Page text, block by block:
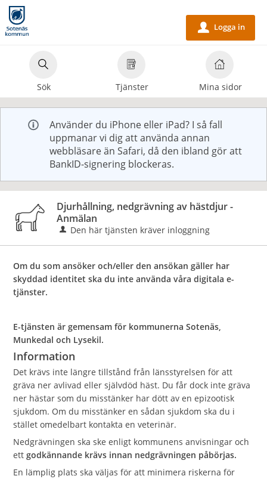
Välkommen
till
e-
tjänster
Sotenäs
kommun
Sök Tjänster Mina sidor
u Logga in
Använder du iPhone eller iPad? I så fall
uppmanar vi dig att använda annan
webbläsare än Safari, då den ibland gör att
BankID-signering blockeras.
Djurhållning, nedgrävning av hästdjur -
Anmälan
Den här tjänsten kräver inloggning
Om du som ansöker och/eller den ansökan gäller har
skyddad identitet ska du inte använda våra digitala e-
tjänster.
E-tjänsten är gemensam för kommunerna Sotenäs,
Munkedal och Lysekil.
Information
Det krävs inte längre tillstånd från länsstyrelsen för att
gräva ner avlivad eller självdöd häst. Du får dock inte gräva
ner hästar som du misstänker har dött av en epizootisk
sjukdom. Om du misstänker en sådan sjukdom ska du i
stället omedelbart kontakta en veterinär.
Nedgrävningen ska ske enligt kommunens anvisningar och
ettgodkännande krävs innan nedgrävningen påbörjas.
En lämplig plats ska väljas för att minimera riskerna för